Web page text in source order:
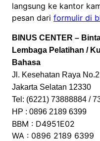
langsung ke kantor
pesan dari formulir di
BINUS CENTER –
Lembaga Pelatihan /
Bahasa
Jl. Kesehatan Raya
Jakarta Selatan 12330
Tel: (6221) 73888884 /
HP : 0896 2189 6399
BBM : D4951E02
WA : 0896 2189 6399